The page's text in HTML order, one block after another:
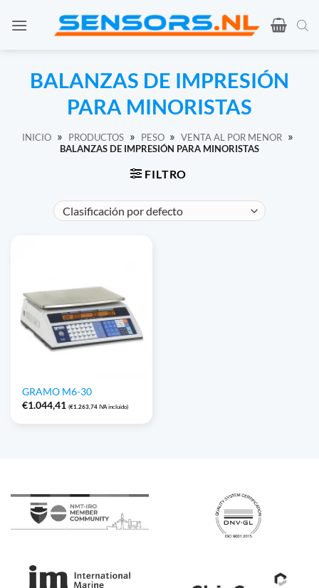
BALANZAS DE IMPRESIÓN
PARA MINORISTAS
INICIO » PRODUCTOS » PESO » VENTA AL POR MENOR »
BALANZAS DE IMPRESIÓN PARA MINORISTAS
FILTRO
GRAMO M6-30
€1.044,41 (€1.263,74 IVA incluido)